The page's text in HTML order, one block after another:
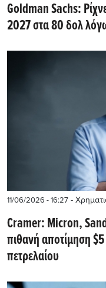
Goldman Sachs:
2027 στα 80 δολ
11/06/2026 - 16:27 -
Cramer: Micron,
πιθανή αποτίμηση
πετρελαίου